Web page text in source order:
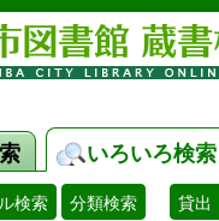
いろいろ検索
検索 分類検索 貸出